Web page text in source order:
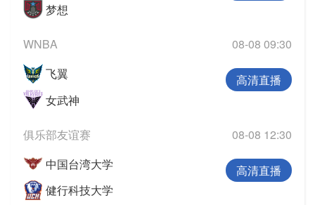
梦想
WNBA
08-08 09:30
飞翼
女武神
高清直播
俱乐部友谊赛
08-08 12:30
中国台湾大学
健行科技大学
高清直播